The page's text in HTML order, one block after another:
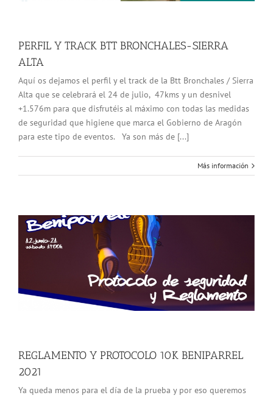
PERFIL Y TRACK BTT BRONCHALES-SIERRA
ALTA
Aquí os dejamos el perfil y el track de la Btt Bronchales / Sierra
Alta que se celebrará el 24 de julio, 47kms y un desnivel
+1.576m para que disfrutéis al máximo con todas las medidas
de seguridad que higiene que marca el Gobierno de Aragón
para este tipo de eventos. Ya son más de [...]
Más información
REGLAMENTO Y PROTOCOLO 10K BENIPARREL
2021
Ya queda menos para el día de la prueba y por eso queremos